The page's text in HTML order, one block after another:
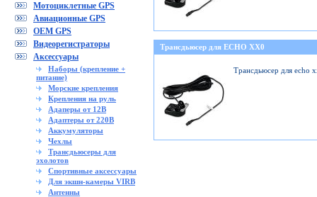
Мотоциклетные GPS
Авиационные GPS
OEM GPS
Видеорегистраторы
Аксессуары
Наборы (крепление +
питание)
Морские крепления
Крепления на руль
Адаперы от 12В
Адаптеры от 220В
Аккумуляторы
Чехлы
Трансдьюсеры для
эхолотов
Спортивные аксессуары
Для экшн-камеры VIRB
Антенны
Трансдьюсер для ECHO XX0
Трансдьюсер для echo